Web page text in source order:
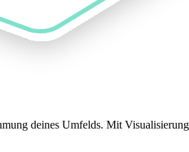
deines Umfelds. Mit